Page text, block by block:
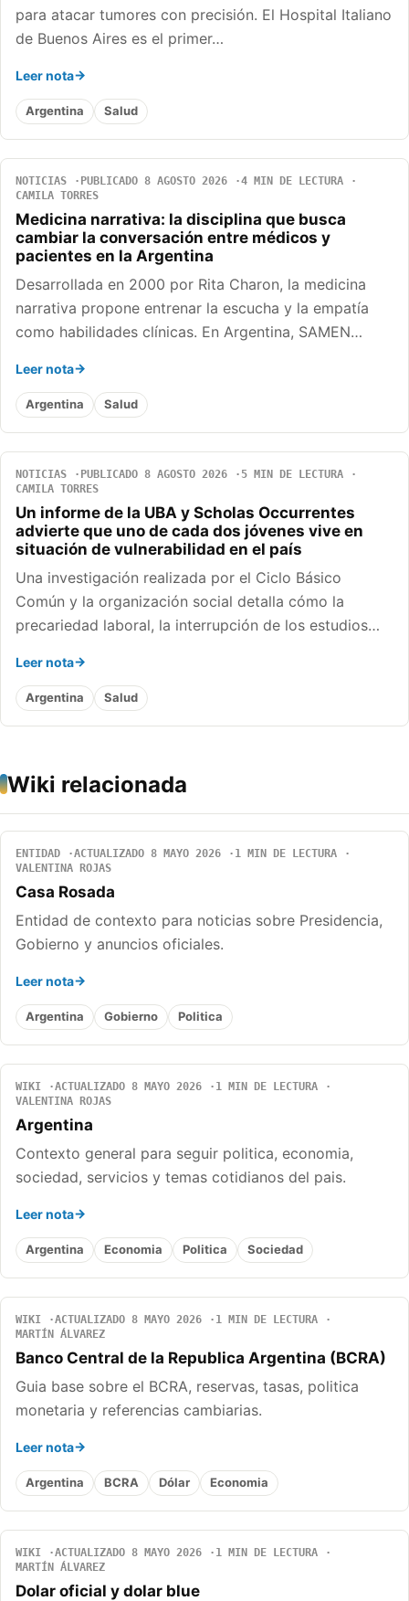
para atacar tumores con precisión. El Hospital Italiano
de Buenos Aires es el primer…
Leer nota
Argentina Salud
NOTICIAS PUBLICADO 8 AGOSTO 2026
4 MIN DE LECTURA
CAMILA TORRES
Medicina narrativa: la disciplina que busca
cambiar la conversación entre médicos y
pacientes en la Argentina
Desarrollada en 2000 por Rita Charon, la medicina
narrativa propone entrenar la escucha y la empatía
como habilidades clínicas. En Argentina, SAMEN…
Leer nota
Argentina Salud
NOTICIAS PUBLICADO 8 AGOSTO 2026
5 MIN DE LECTURA
CAMILA TORRES
Un informe de la UBA y Scholas Occurrentes
advierte que uno de cada dos jóvenes vive en
situación de vulnerabilidad en el país
Una investigación realizada por el Ciclo Básico
Común y la organización social detalla cómo la
precariedad laboral, la interrupción de los estudios…
Leer nota
Argentina Salud
Wiki relacionada
ENTIDAD ACTUALIZADO 8 MAYO 2026
1 MIN DE LECTURA
VALENTINA ROJAS
Casa Rosada
Entidad de contexto para noticias sobre Presidencia,
Gobierno y anuncios oficiales.
Leer nota
Argentina Gobierno Politica
WIKI ACTUALIZADO 8 MAYO 2026
1 MIN DE LECTURA
VALENTINA ROJAS
Argentina
Contexto general para seguir politica, economia,
sociedad, servicios y temas cotidianos del pais.
Leer nota
Argentina Economia Politica Sociedad
WIKI ACTUALIZADO 8 MAYO 2026
1 MIN DE LECTURA
MARTÍN ÁLVAREZ
Banco Central de la Republica Argentina (BCRA)
Guia base sobre el BCRA, reservas, tasas, politica
monetaria y referencias cambiarias.
Leer nota
Argentina BCRA Dólar Economia
WIKI ACTUALIZADO 8 MAYO 2026
1 MIN DE LECTURA
MARTÍN ÁLVAREZ
Dolar oficial y dolar blue